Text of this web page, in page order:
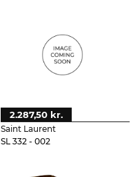
Saint Laurent
SL 332 - 002
2.287,50 kr.